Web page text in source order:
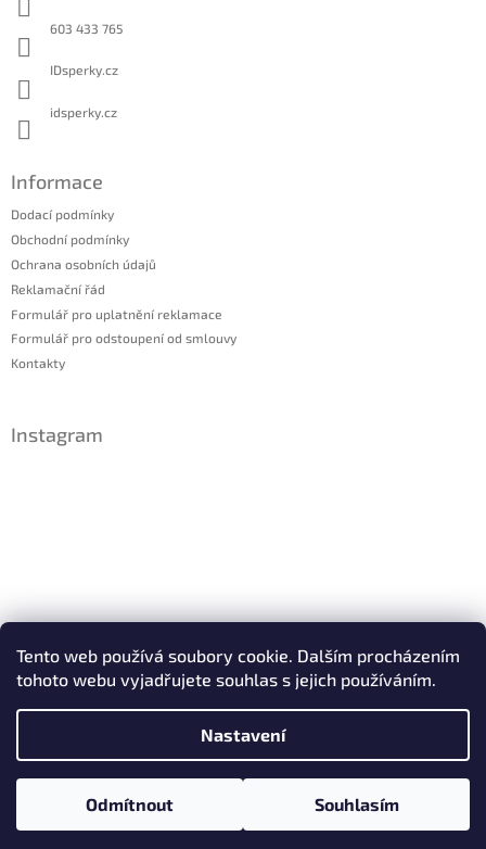
Tento web používá soubory cookie. Dalším procházením
tohoto webu vyjadřujete souhlas s jejich používáním.
Nastavení
Odmítnout Souhlasím
603 433 765
IDsperky.cz
idsperky.cz
Informace
Dodací podmínky
Obchodní podmínky
Ochrana osobních údajů
Reklamační řád
Formulář pro uplatnění reklamace
Formulář pro odstoupení od smlouvy
Kontakty
Instagram
Sledovat na Instagramu
Facebook
Vytvořil Shoptet Copyright 2026
. Všechna práva vyhrazena.
Upravit nastavení cookies